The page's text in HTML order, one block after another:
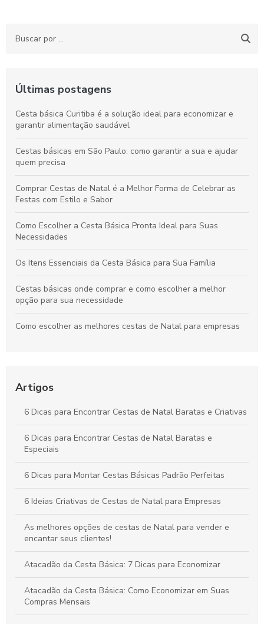
Últimas postagens
Cesta básica Curitiba é a solução ideal para economizar e
garantir alimentação saudável
Cestas básicas em São Paulo: como garantir a sua e ajudar
quem precisa
Comprar Cestas de Natal é a Melhor Forma de Celebrar as
Festas com Estilo e Sabor
Como Escolher a Cesta Básica Pronta Ideal para Suas
Necessidades
Os Itens Essenciais da Cesta Básica para Sua Família
Cestas básicas onde comprar e como escolher a melhor
opção para sua necessidade
Como escolher as melhores cestas de Natal para empresas
Como Comprar Cestas Básicas Online com Segurança e
Cestas básicas SP como escolha ideal para a sua
alimentação
Artigos
6 Dicas para Encontrar Cestas de Natal Baratas e Criativas
6 Dicas para Encontrar Cestas de Natal Baratas e
Especiais
6 Dicas para Montar Cestas Básicas Padrão Perfeitas
6 Ideias Criativas de Cestas de Natal para Empresas
As melhores opções de cestas de Natal para vender e
encantar seus clientes!
Atacadão da Cesta Básica: 7 Dicas para Economizar
Atacadão da Cesta Básica: Como Economizar em Suas
Compras Mensais